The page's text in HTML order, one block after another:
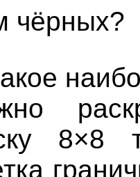
чёрных?
8×8